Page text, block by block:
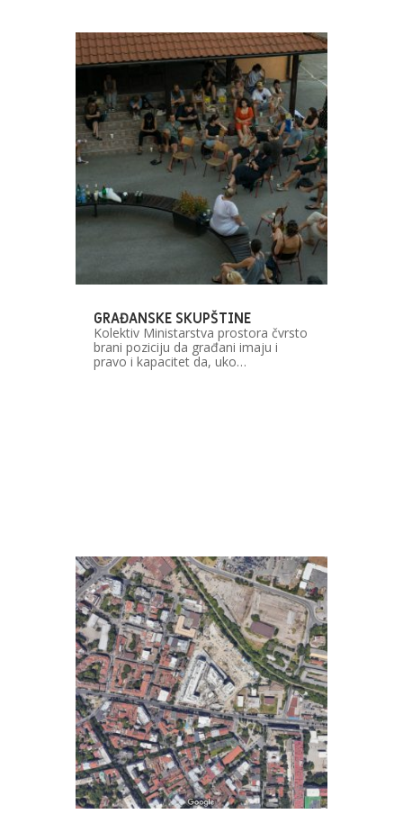
GRAĐANSKE SKUPŠTINE
Kolektiv Ministarstva prostora čvrsto
brani poziciju da građani imaju i
pravo i kapacitet da, uko…